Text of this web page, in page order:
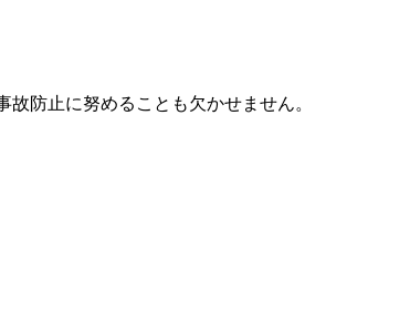
防止に努めることも欠かせません。